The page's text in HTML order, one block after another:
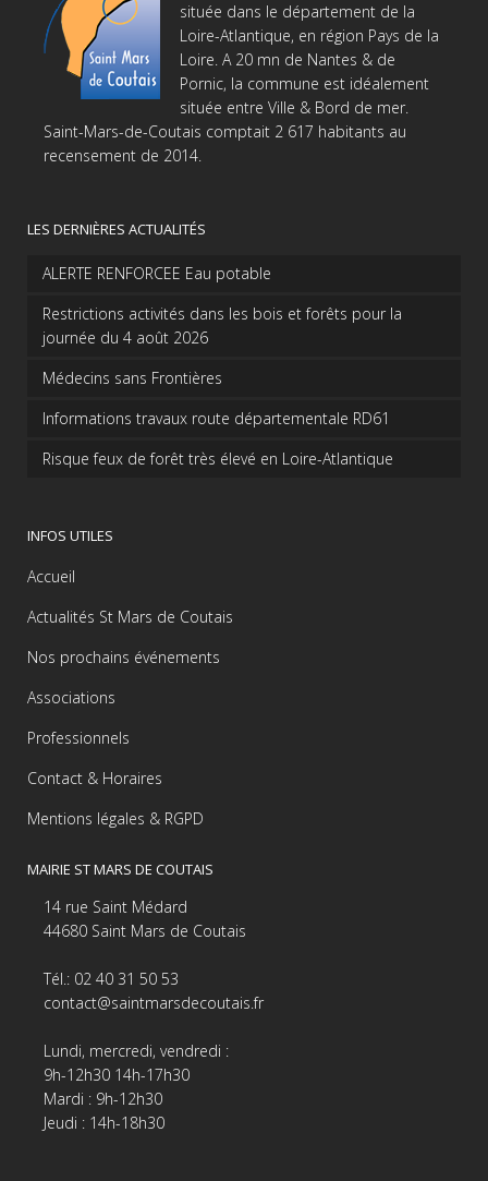
située dans le département de la
Loire-Atlantique, en région Pays de la
Loire. A 20 mn de Nantes & de
Pornic, la commune est idéalement
située entre Ville & Bord de mer.
Saint-Mars-de-Coutais comptait 2 617 habitants au
recensement de 2014.
LES DERNIÈRES ACTUALITÉS
ALERTE RENFORCEE Eau potable
Restrictions activités dans les bois et forêts pour la
journée du 4 août 2026
Médecins sans Frontières
Informations travaux route départementale RD61
Risque feux de forêt très élevé en Loire-Atlantique
INFOS UTILES
Accueil
Actualités St Mars de Coutais
Nos prochains événements
Associations
Professionnels
Contact & Horaires
Mentions légales & RGPD
MAIRIE ST MARS DE COUTAIS
14 rue Saint Médard
44680 Saint Mars de Coutais
Tél.: 02 40 31 50 53
contact@saintmarsdecoutais.fr
Lundi, mercredi, vendredi :
9h-12h30 14h-17h30
Mardi : 9h-12h30
Jeudi : 14h-18h30